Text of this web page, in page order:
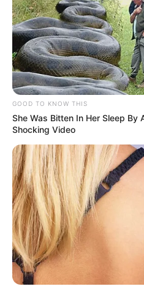
GOOD TO KNOW THIS
She Was Bitten In Her Sleep By
Shocking Video